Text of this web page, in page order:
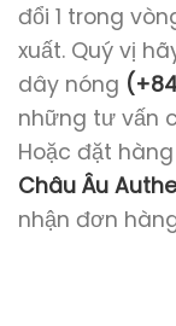
đổi 1 trong
xuất. Quý vị
dây nóng
những tư vấn
Hoặc đặt
Châu Âu
nhận đơn